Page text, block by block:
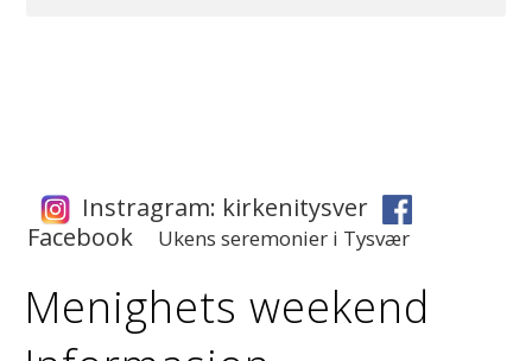
Instragram: kirkenitysver
Facebook
Ukens seremonier i Tysvær
Menighets weekend